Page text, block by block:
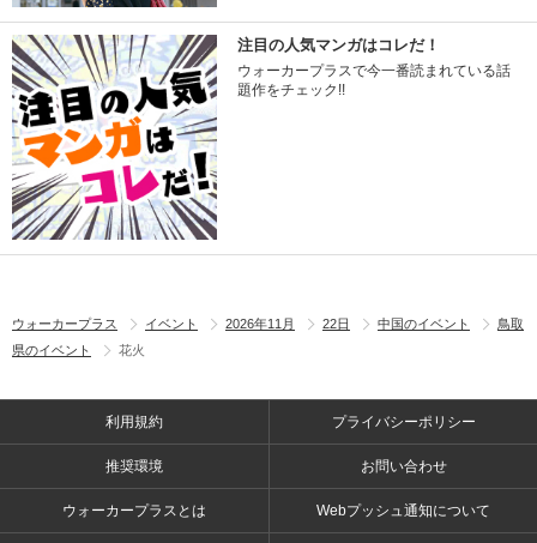
注目の人気マンガはコレだ！
ウォーカープラスで今一番読まれている話
題作をチェック!!
ウォーカープラス イベント 2026年11月 22日 中国のイベント
鳥取
県のイベント
花火
利用規約 プライバシーポリシー
推奨環境 お問い合わせ
ウォーカープラスとは Webプッシュ通知について